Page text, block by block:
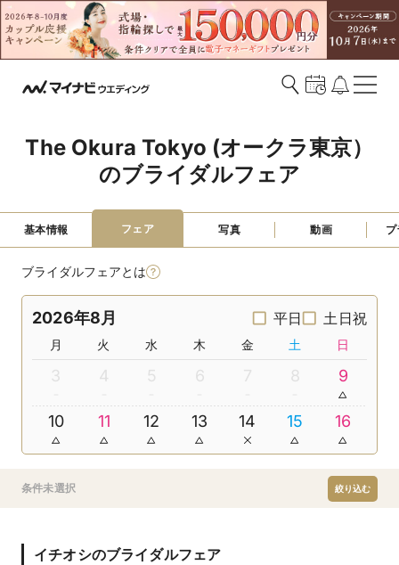
The Okura Tokyo (オークラ東京）
のブライダルフェア
基本情報 フェア 写真 動画
ブライダルフェアとは
2026年8月 平日 土日祝
月 火 水 木 金 土 日
3 4 5 6 7 8 9
10 11 12 13 14 15 16
条件未選択 絞り込む
イチオシのブライダルフェア